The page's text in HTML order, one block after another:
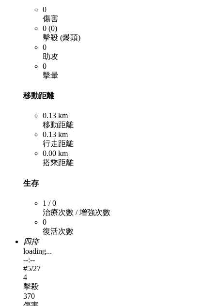
0
傷害
0 (0)
擊殺 (爆頭)
0
助攻
0
擊暈
移動距離
0.13 km
移動距離
0.13 km
行走距離
0.00 km
搭乘距離
生存
1 / 0
治療次數 / 增強次數
0
復活次數
四排
loading...
--:--
#5/27
4
擊殺
370